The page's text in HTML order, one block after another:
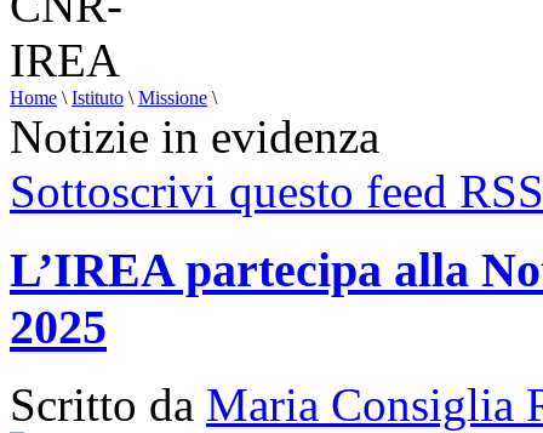
Home \ Istituto \ Missione \
Notizie in evidenza
Sottoscrivi questo feed RSS
L’IREA partecipa alla
2025
Scritto da Maria Consiglia